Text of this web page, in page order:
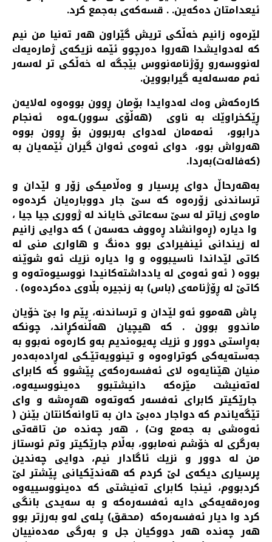
ئیعدامتان ده‌كه‌ین. . قسه‌كه‌ی به‌جمع كرد.
لێره‌وه‌ زانیم خه‌ڵكی تریش گێراون هه‌ر ته‌نیا من نیم
كه‌ له‌دوایشدا هه‌روا ده‌رچوو ئێمه‌ نزیكه‌ی ژماره‌یه‌ك
له‌نووسه‌رو ڕۆژنامه‌نووس بێجگه‌ له‌ خه‌ڵكی تر له‌سه‌ر
ئه‌م مه‌سه‌له‌یه‌ گیرابووین.
كاره‌كه‌ش وه‌ك له‌دوایدا بۆمان ڕوون بووه‌وه‌ له‌لایه‌ن
ڕێكخراوێك به‌ ناوی (هه‌ڵۆی سوور)ـه‌وه‌ ئه‌نجام
درابوو، ئه‌مه‌مان له‌دوای به‌ربوون بۆ ڕوون بووه‌
هه‌رواش بوو، دوای ئه‌وه‌ی ئه‌وان گیران ئێمه‌یان به‌
(كه‌فاله‌ت)به‌ردا.
به‌هه‌رحاڵ دوای پرسیار و وه‌ڵامیكی زۆر و لێدان و
ترساندنی زۆره‌وه‌ كه‌ سێ جار دووباره‌یان كرده‌وه‌
ماوه‌ی زیاتر له‌ سێ سه‌عاتی خایاند له‌ ژووری جیا جیا ،
وا دیاره‌ (ڕه‌وانشاد ڕه‌ووف حه‌سه‌ن ) كه‌ دوایی زانیم
له‌ زیندانی ئینفیرادی بوو ده‌نگ و هاواری منی له‌
كاتی لێداندا ناسیبووه‌ و وا دیاره‌ نزیك ئه‌و شوێنه‌
بووه‌ ( ئه‌و ئه‌وه‌ی له‌ یادداشته‌كانیدا نووسیوه‌ته‌وه‌ و
كاتێ له‌ ڕۆژنامه‌ی (باس) به‌ زنجیره‌ بڵاوی ده‌كرده‌وه‌) .
پاش هه‌موو ئه‌و لێدان و ترساندنه‌، پێم وا بێ خۆیان
ماندوو بوون . كه‌ هیچیان هه‌ڵنه‌كڕاند، چونكه‌
به‌ڕاستی دوور و نزیك په‌یوه‌ندیم به‌و كاره‌وه‌ نه‌بوو به‌
جه‌سته‌یه‌كی كوتراوه‌وه‌ و تینوویه‌تێـكی له‌ڕاده‌به‌ده‌ر
منیان هێنایه‌وه‌ لای ئه‌فسه‌ره‌كه‌ی پێشوو كه‌ كابرای
له‌ته‌نیشت مێزه‌كه‌ دانیشتبوو ده‌ینووسیه‌وه‌،
جارێكیتر كابرای ئه‌فسه‌ر كه‌وته‌وه‌ هه‌ڕه‌شه‌ و وای
تێگه‌یاندم كه‌ دواجار ده‌بێ دان به‌ تاوانه‌كانتان بێنن (
ئه‌وه‌شی به‌ جه‌مع وت) ، هه‌ر چه‌نده‌ من تاقه‌تی
به‌رگری له‌ خۆشم نه‌مابوو، به‌ڵام جارێكیتر وتم ئوستاز
من له‌ دوور و نزیك ئاگادار نیم، دوایی چه‌ندین
پرسیاری دیكه‌ی لێ كردم كه‌ هه‌ندێكیانی پێشتر لێ
كردبووم، ئینجا كابرای ته‌نیشتی كه‌ ده‌ینووسییه‌وه‌
وه‌ره‌قه‌یه‌كی دایه‌ ئه‌فسه‌ره‌كه‌ و به‌ سه‌یدی بانگی
كرد وا دیار ئه‌فسه‌ره‌كه‌ (محقق) پله‌ی له‌و به‌رزتر بوو
هه‌ر چه‌نده‌ هه‌ر دووكیان جل و به‌رگی مه‌ده‌نییان